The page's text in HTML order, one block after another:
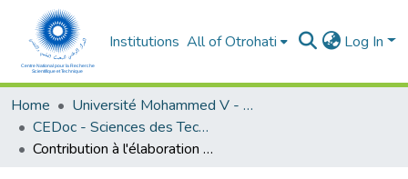
Institutions All of Otrohati Log In
Home
Université Mohammed V - Rabat
CEDoc - Sciences des Technologies de l’Information et de l’Ingénieur
Contribution à l'élaboration d'une démarche d'évaluation de l'urbanisation basée sur la flexibilité du système d'information.